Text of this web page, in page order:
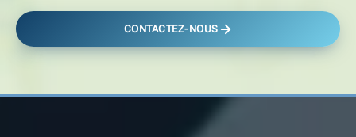
CONTACTEZ-NOUS